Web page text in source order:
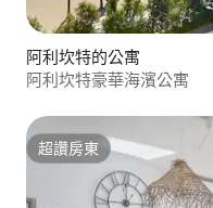
阿利坎特的公寓
阿利坎特豪華海濱公寓
超讚房東
超讚房東